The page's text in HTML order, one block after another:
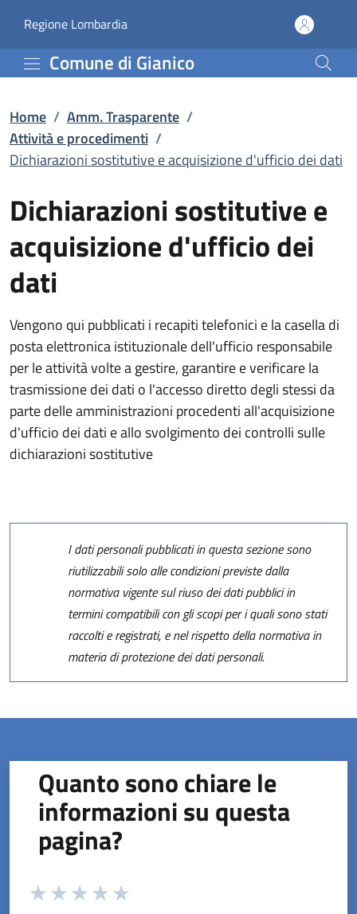
Dichiarazioni
Regione Lombardia(apre in un'altra scheda).
Comune di Gianico
Home / Amm. Trasparente /
Attività e procedimenti /
Dichiarazioni sostitutive e acquisizione d'ufficio dei dati
Dichiarazioni sostitutive e
acquisizione d'ufficio dei
dati
Vengono qui pubblicati i recapiti telefonici e la casella di
posta elettronica istituzionale dell'ufficio responsabile
per le attività volte a gestire, garantire e verificare la
trasmissione dei dati o l'accesso diretto degli stessi da
parte delle amministrazioni procedenti all'acquisizione
d'ufficio dei dati e allo svolgimento dei controlli sulle
dichiarazioni sostitutive
I dati personali pubblicati in questa sezione sono
riutilizzabili solo alle condizioni previste dalla
normativa vigente sul riuso dei dati pubblici in
termini compatibili con gli scopi per i quali sono stati
raccolti e registrati, e nel rispetto della normativa in
materia di protezione dei dati personali.
Quanto sono chiare le
informazioni su questa
pagina?
Valuta da 1 a 5 stelle la pagina